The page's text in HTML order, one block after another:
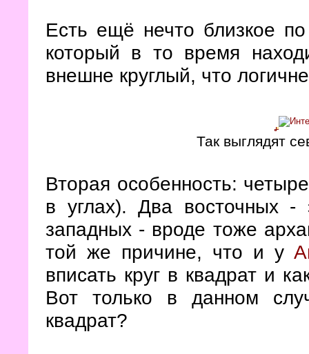
Есть ещё нечто близкое
который в то время
внешне круглый, что
Так выглядят
Вторая особенность:
в углах). Два восточных
западных - вроде тоже
той же причине, что и у
вписать круг в квадрат и
Вот только в данном
квадрат?